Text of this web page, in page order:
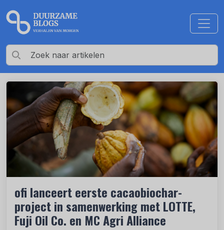
ofi lanceert eerste cacaobiochar-
project in samenwerking met LOTTE,
Fuji Oil Co. en MC Agri Alliance